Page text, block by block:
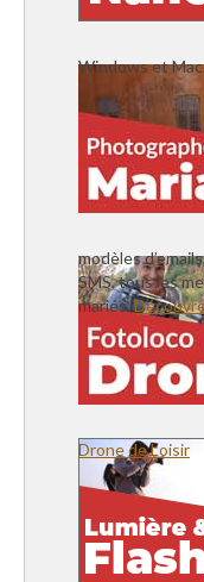
Windows et
modèles
SMS, tous les
mariés.
Drone de Loisir